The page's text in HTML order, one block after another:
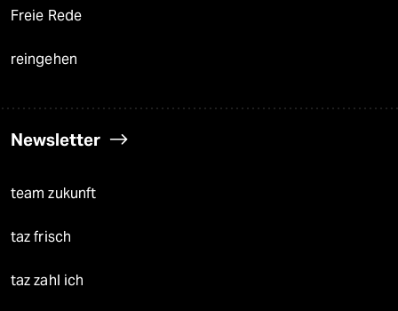
Freie Rede
reingehen
Newsletter
team zukunft
taz frisch
taz zahl ich